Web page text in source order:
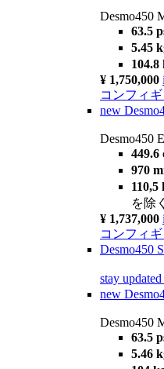
Desmo450
63.5
5.45
104.8
¥ 1,750,000 i
コンフィ
new
Desmo450
449.6
970
110,5
を除
¥ 1,737,000 i
コンフィ
Desmo450
stay updated
new
Desmo450
63.5
5.46